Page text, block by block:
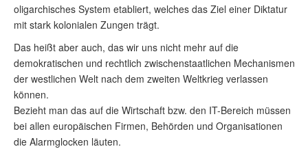
oligarchisches System etabliert, welches das Ziel einer Diktatur
mit stark kolonialen Zungen trägt.
Das heißt aber auch, das wir uns nicht mehr auf die
demokratischen und rechtlich zwischenstaatlichen Mechanismen
der westlichen Welt nach dem zweiten Weltkrieg verlassen
können.
Bezieht man das auf die Wirtschaft bzw. den IT-Bereich müssen
bei allen europäischen Firmen, Behörden und Organisationen
die Alarmglocken läuten.